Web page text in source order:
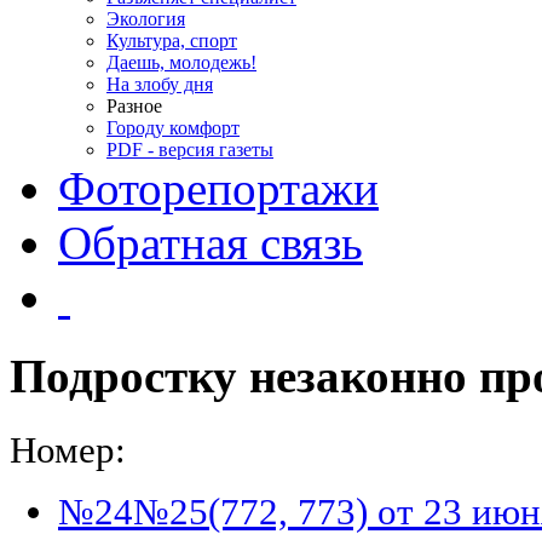
Экология
Культура, спорт
Даешь, молодежь!
На злобу дня
Разное
Городу комфорт
PDF - версия газеты
Фоторепортажи
Обратная связь
Подростку незаконно
Номер:
№24№25(772, 773) от 23